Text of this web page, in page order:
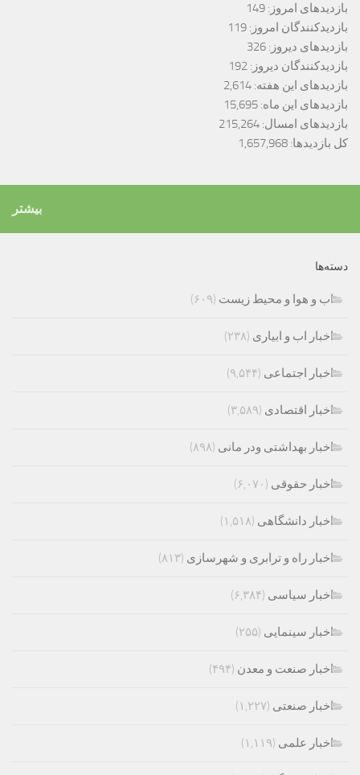
بازدیدهای امروز: 149
بازدیدکنندگان امروز: 119
بازدیدهای دیروز: 326
بازدیدکنندگان دیروز: 192
بازدیدهای این هفته: 2,614
بازدیدهای این ماه: 15,695
بازدیدهای امسال: 215,264
کل بازدیدها: 1,657,968
بیشتر
دسته‌ها
اب و هوا و محیط زیست (۶۰۹)
اخبار اب و ابیاری (۲۳۸)
اخبار اجتماعی (۹,۵۴۴)
اخبار اقتصادی (۳,۵۸۹)
اخبار بهداشتی ودر مانی (۸۹۸)
اخبار حقوقی (۶,۰۷۰)
اخبار دانشگاهی (۱,۵۱۸)
اخبار راه و ترابری و شهرسازی (۸۱۳)
اخبار سیاسی (۶,۳۸۴)
اخبار سینمایی (۲۵۵)
اخبار صنعت و معدن (۴۹۴)
اخبار صنعتی (۱,۲۲۷)
اخبار علمی (۱,۱۱۹)